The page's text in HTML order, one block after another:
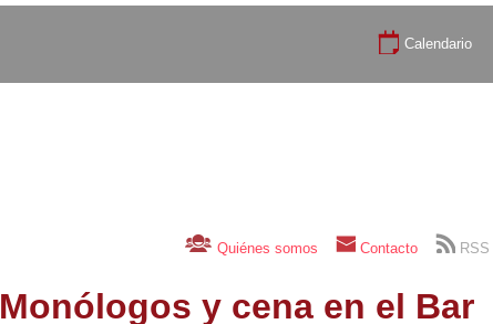
Calendario
RSS
Contacto
Quiénes somos
Monólogos y cena en el Bar